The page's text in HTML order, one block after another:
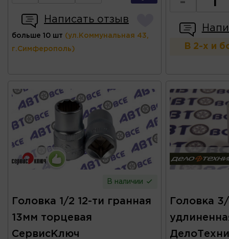
Написать отзыв
больше 10 шт (ул.Коммунальная 43,
г.Симферополь)
-
В 2-х и
В наличии
Головка 1/2 12-ти гранная
13мм торцевая
СервисКлюч
Головка